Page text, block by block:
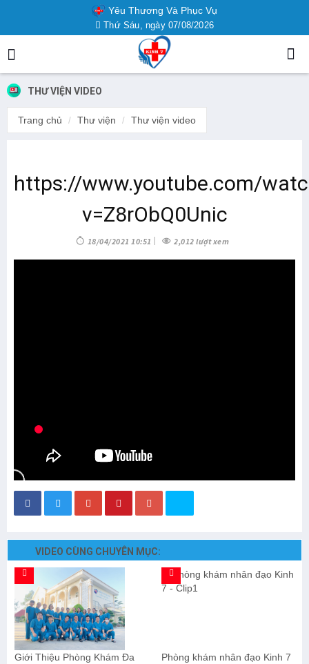
Yêu Thương Và Phục Vụ
Thứ Sáu, ngày 07/08/2026
THƯ VIỆN VIDEO
Trang chủ Thư viện Thư viện video
https://www.youtube.com/
v=Z8rObQ0Unic
18/04/2021 10:51 2,012 lượt xem
VIDEO CÙNG CHUYÊN MỤC:
Giới Thiệu Phòng Khám Đa
Phòng khám nhân đạo Kinh 7